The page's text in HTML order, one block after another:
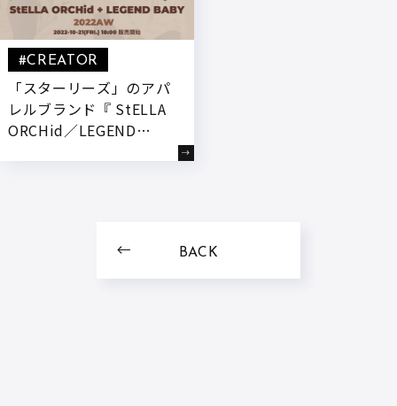
「スターリーズ」のアパ
レルブランド『 StELLA
ORCHid／LEGEND
#CREATOR
BACK